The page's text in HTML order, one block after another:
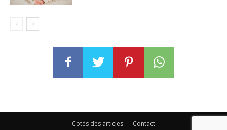
Cotés des articles Contact